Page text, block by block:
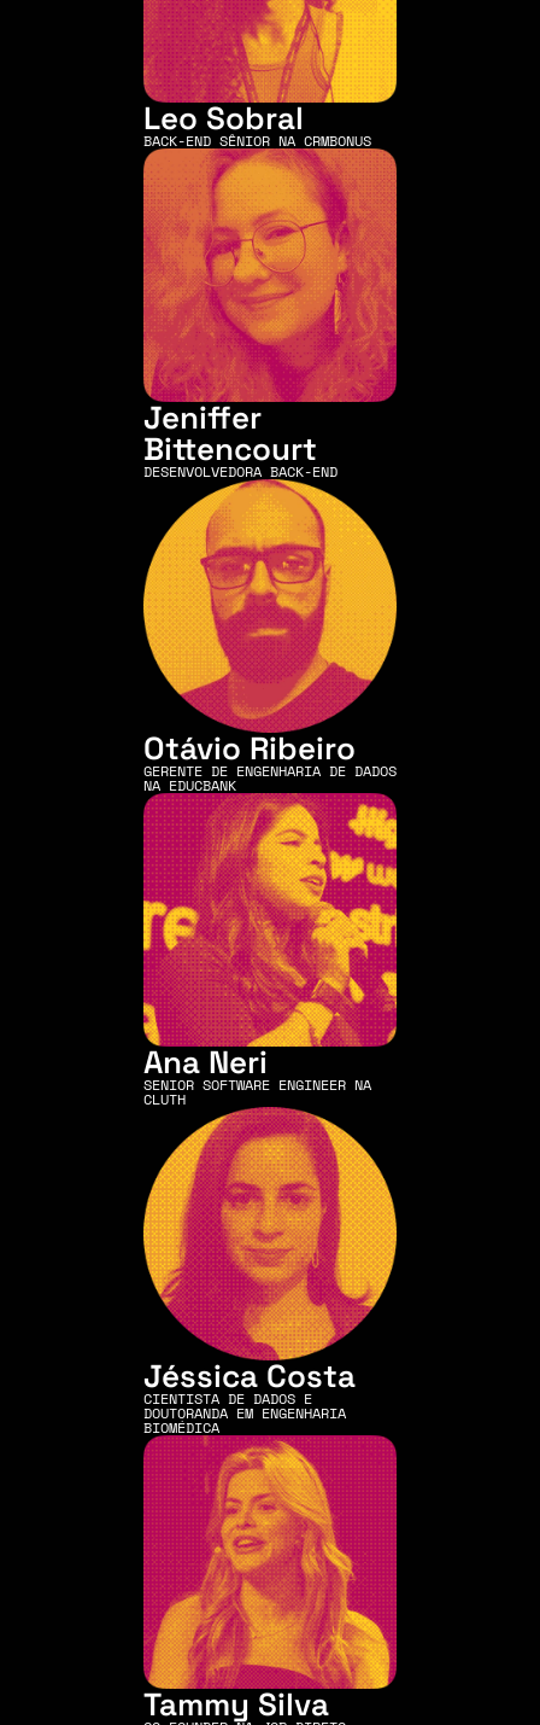
Leo Sobral
BACK-END SÊNIOR NA CRMBONUS
Jeniffer
Bittencourt
DESENVOLVEDORA BACK-END
Otávio Ribeiro
GERENTE DE ENGENHARIA DE DADOS
NA EDUCBANK
Ana Neri
SENIOR SOFTWARE ENGINEER NA
CLUTH
Jéssica Costa
CIENTISTA DE DADOS E
DOUTORANDA EM ENGENHARIA
BIOMÉDICA
Tammy Silva